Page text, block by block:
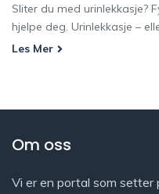
Sliter du med urinlekkasje?
hjelpe deg. Urinlekkasje –
Les Mer
Om oss
Vi er en portal som setter